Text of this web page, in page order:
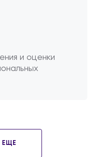
и оценки
ЕЩЕ